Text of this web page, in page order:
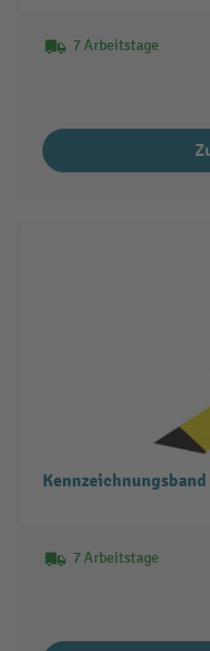
7 Arbeitstage
Kennzeichnungsband
7 Arbeitstage